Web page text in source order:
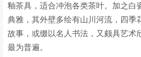
釉茶具，适合冲泡各类茶叶。加之白
典雅，其外壁多绘有山川河流，四季
故事，或缀以名人书法，又颇具艺术
最为普遍。